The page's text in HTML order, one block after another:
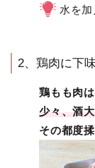
水を加
2、鶏肉に下
鶏もも肉
少々、酒
その都度揉